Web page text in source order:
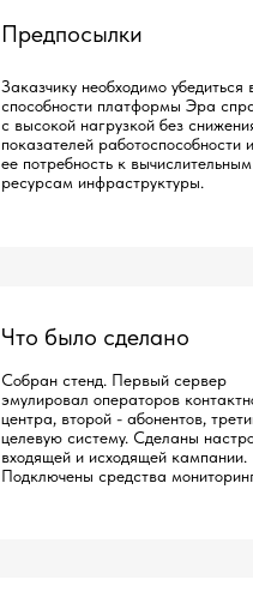
Предпосылки
Заказчику необходимо убедиться
способности платформы Эра
с высокой нагрузкой без
показателей работоспособности
ее потребность к вычислительным
ресурсам инфраструктуры.
Что было сделано
Собран стенд. Первый сервер
эмулировал операторов
центра, второй - абонентов,
целевую систему. Сделаны
входящей и исходящей кампании.
Подключены средства